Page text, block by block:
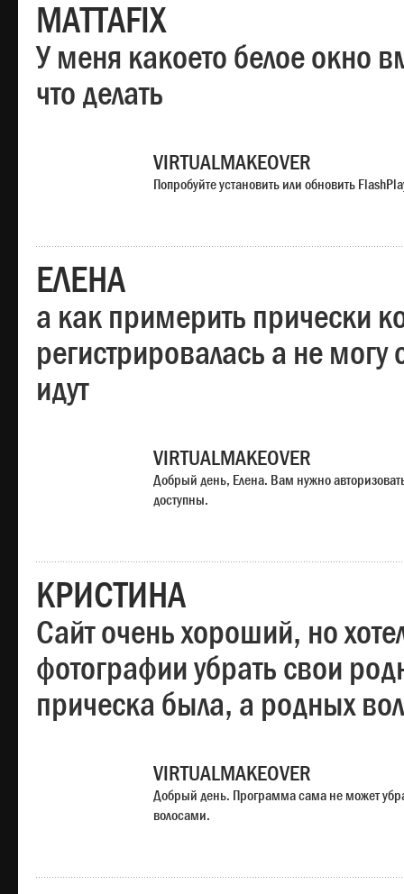
MATTAFIX
У меня какоето белое окно
что делать
VIRTUALMAKEOVER
Попробуйте установить или обновить
ЕЛЕНА
а как примерить прически
регистрировалась а не
идут
VIRTUALMAKEOVER
Добрый день, Елена. Вам нужно
доступны.
КРИСТИНА
Сайт очень хороший, но
фотографии убрать свои
прическа была, а родных
VIRTUALMAKEOVER
Добрый день. Программа сама не может
волосами.